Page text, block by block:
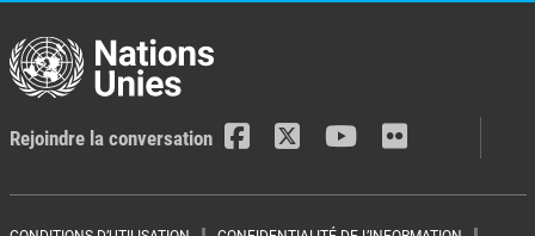
Rejoindre la conversation